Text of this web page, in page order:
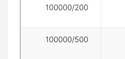
100000/200
100000/500